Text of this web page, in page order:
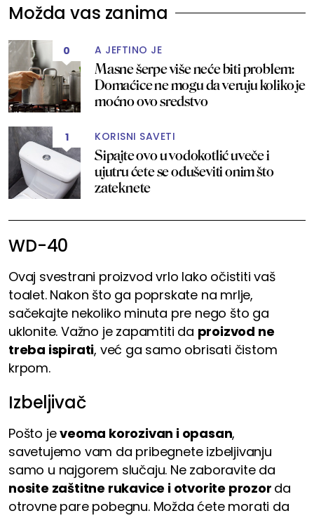
Možda vas zanima
0 A JEFTINO JE
Masne šerpe više neće biti problem:
Domaćice ne mogu da veruju koliko je
moćno ovo sredstvo
1 KORISNI SAVETI
Sipajte ovo u vodokotlić uveče i
ujutru ćete se oduševiti onim što
zateknete
WD-40
Ovaj svestrani proizvod vrlo lako očistiti vaš
toalet. Nakon što ga poprskate na mrlje,
sačekajte nekoliko minuta pre nego što ga
uklonite. Važno je zapamtiti da proizvod ne
treba ispirati, već ga samo obrisati čistom
krpom.
Izbeljivač
Pošto jeveoma korozivan i opasan,
savetujemo vam da pribegnete izbeljivanju
samo u najgorem slučaju. Ne zaboravite da
nosite zaštitne rukavice i otvorite prozor da
otrovne pare pobegnu. Možda ćete morati da